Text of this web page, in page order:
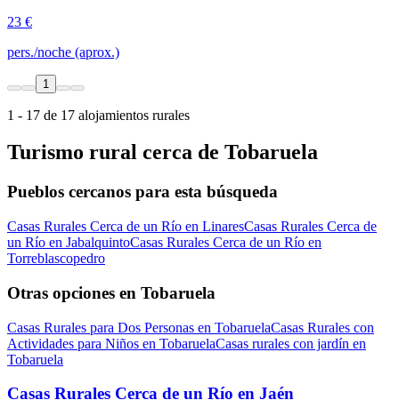
23 €
pers./noche (aprox.)
1
1 - 17 de 17 alojamientos rurales
Turismo rural cerca de Tobaruela
Pueblos cercanos para esta búsqueda
Casas Rurales Cerca de un Río en LinaresCasas Rurales Cerca de
un Río en JabalquintoCasas Rurales Cerca de un Río en
Torreblascopedro
Otras opciones en Tobaruela
Casas Rurales para Dos Personas en TobaruelaCasas Rurales con
Actividades para Niños en TobaruelaCasas rurales con jardín en
Tobaruela
Casas Rurales Cerca de un Río en Jaén